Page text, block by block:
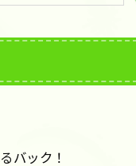
バック！